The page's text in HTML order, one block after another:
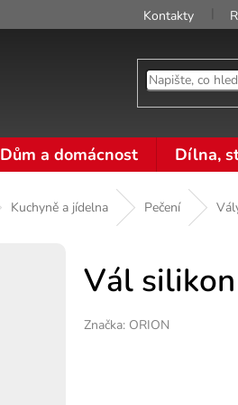
Kontakty
Dům a domácnost Dílna,
Kuchyně a jídelna Pečení
Vál
Značka: ORION